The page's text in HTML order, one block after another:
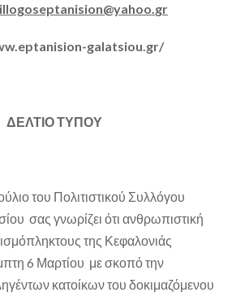
@yahoo.gr
galatsiou.gr/
ΔΕΛΤΙΟ ΤΥΠΟΥ
του Πολιτιστικού Συλλόγου
σας γνωρίζει ότι ανθρωπιστική
της Κεφαλονιάς
6 Μαρτίου με σκοπό την
κατοίκων του δοκιμαζόμενου